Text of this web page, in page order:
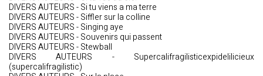
DIVERS AUTEURS - Si tu viens a ma terre
DIVERS AUTEURS - Siffler sur la colline
DIVERS AUTEURS - Singing aye
DIVERS AUTEURS - Souvenirs qui passent
DIVERS AUTEURS - Stewball
DIVERS AUTEURS - Supercalifragilisticexpidelilicieux
(supercalifragilistic)